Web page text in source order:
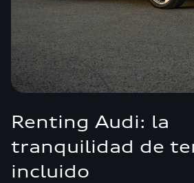
Renting Audi: la
tranquilidad de
incluido